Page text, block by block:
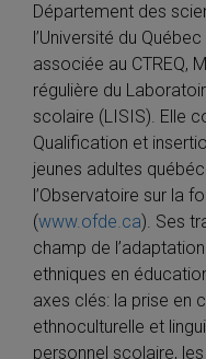
Département des
l’Université du
associée au CTREQ,
régulière du
scolaire (LISIS). Elle
Qualification et
jeunes adultes
l’Observatoire sur la
(www.ofde.ca). Ses
champ de
ethniques en
axes clés: la prise en
ethnoculturelle et
personnel scolaire,